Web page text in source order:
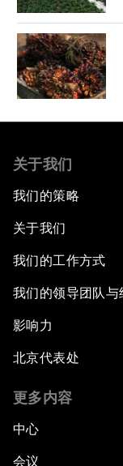
关于我们
我们的策略
关于我们
我们的工作方式
我们的领导团队与
影响力
北京代表处
更多内容
中心
会议